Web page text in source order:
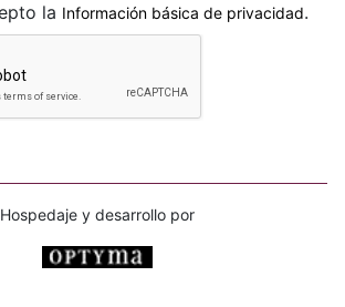
He leido y acepto la Información básica de privacidad.
Hospedaje y desarrollo por